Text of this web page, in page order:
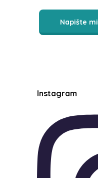
Napište mi
Instagram